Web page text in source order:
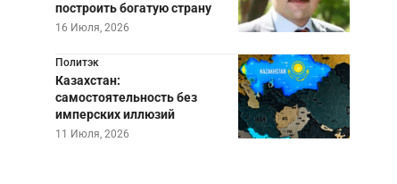
построить богатую страну
16 Июля, 2026
Политэк
Казахстан:
самостоятельность без
имперских иллюзий
11 Июля, 2026